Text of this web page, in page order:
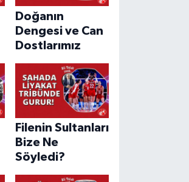
Doğanın
Dengesi ve Can
Dostlarımız
Filenin Sultanları
Bize Ne
Söyledi?